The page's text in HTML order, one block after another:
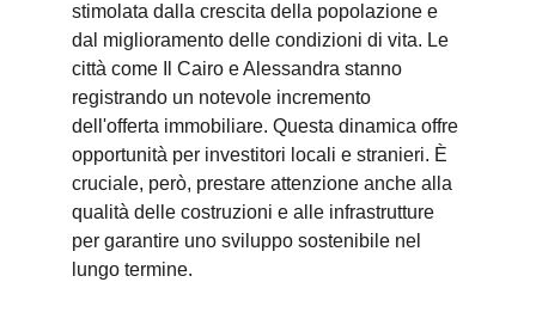
stimolata dalla crescita della popolazione e
dal miglioramento delle condizioni di vita. Le
città come Il Cairo e Alessandra stanno
registrando un notevole incremento
dell'offerta immobiliare. Questa dinamica offre
opportunità per investitori locali e stranieri. È
cruciale, però, prestare attenzione anche alla
qualità delle costruzioni e alle infrastrutture
per garantire uno sviluppo sostenibile nel
lungo termine.